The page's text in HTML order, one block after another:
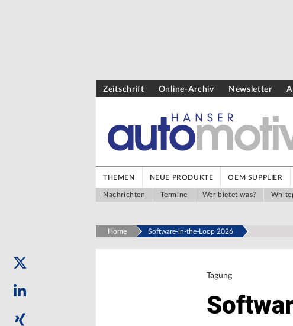
Zeitschrift Online-Archiv Newsletter
THEMEN NEUE PRODUKTE OEM SUPPLIER
Nachrichten Termine Wer bietet was?
Home Software-in-the-Loop 2026
Tagung